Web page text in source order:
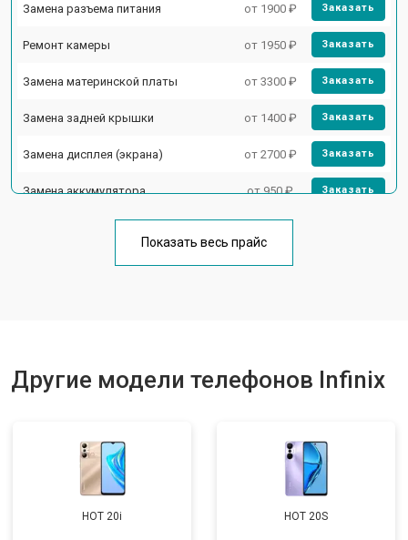
Замена разъема питания от 1900 ₽ Заказать
Ремонт камеры от 1950 ₽ Заказать
Замена материнской платы от 3300 ₽ Заказать
Замена задней крышки от 1400 ₽ Заказать
Замена дисплея (экрана) от 2700 ₽ Заказать
Замена аккумулятора от 950 ₽ Заказать
Ремонт цепи питания от 3200 ₽
Показать весь прайс
Другие модели телефонов Infinix
HOT 20i HOT 20S